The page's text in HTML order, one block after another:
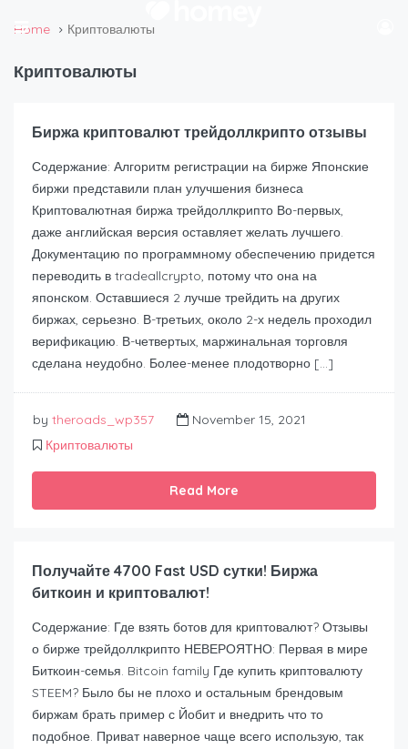
Home Криптовалюты
Криптовалюты
Биржа криптовалют трейдоллкрипто отзывы
Содержание: Алгоритм регистрации на бирже Японские
биржи представили план улучшения бизнеса
Криптовалютная биржа трейдоллкрипто Во-первых,
даже английская версия оставляет желать лучшего.
Документацию по программному обеспечению придется
переводить в tradeallcrypto, потому что она на
японском. Оставшиеся 2 лучше трейдить на других
биржах, серьезно. В-третьих, около 2-х недель проходил
верификацию. В-четвертых, маржинальная торговля
сделана неудобно. Более-менее плодотворно […]
by theroads_wp357
November 15, 2021
Криптовалюты
Read More
Получайте 4700 Fast USD сутки! Биржа
биткоин и криптовалют!
Содержание: Где взять ботов для криптовалют? Отзывы
о бирже трейдоллкрипто НЕВЕРОЯТНО: Первая в мире
Биткоин-семья. Bitcoin family Где купить криптовалюту
STEEM? Было бы не плохо и остальным брендовым
биржам брать пример с Йобит и внедрить что то
подобное. Приват наверное чаще всего использую, так